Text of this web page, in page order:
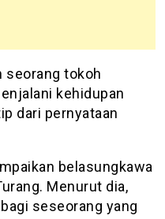
seorang tokoh
kehidupan
dari pernyataan
belasungkawa
Menurut dia,
seseorang yang